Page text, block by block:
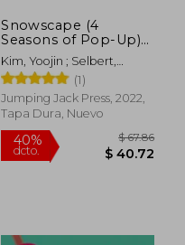
Snowscape (4
Seasons of Pop-Up)
(en Inglés)
Kim, Yoojin ; Selbert,
Kathryn ; Yen, Nicole
(1)
Jumping Jack Press, 2022,
Tapa Dura, Nuevo